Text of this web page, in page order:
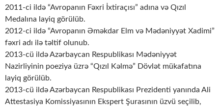
2011-ci ildə “Avropanın Fəxri İxtiraçısı” adına və Qızıl
Medalına layiq görülüb.
2012-ci ildə “Avropanın Əməkdar Elm və Mədəniyyət Xadimi”
fəxri adı ilə təltif olunub.
2013-cü ildə Azərbaycan Respublikası Mədəniyyət
Nazirliyinin poeziya üzrə “Qızıl Kəlmə” Dövlət mükafatına
layiq görülüb.
2013-cü ildə Azərbaycan Respublikası Prezidenti yanında Ali
Attestasiya Komissiyasının Ekspert Şurasının üzvü seçilib,